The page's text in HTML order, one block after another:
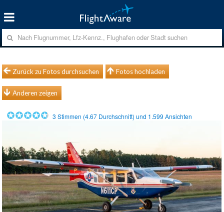
Zurück zu Fotos durchsuchen Fotos hochladen
Anderen zeigen
3 Stimmen (4.67 Durchschnitt) und 1.599 Ansichten